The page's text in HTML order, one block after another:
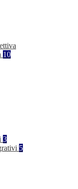
10
3
5